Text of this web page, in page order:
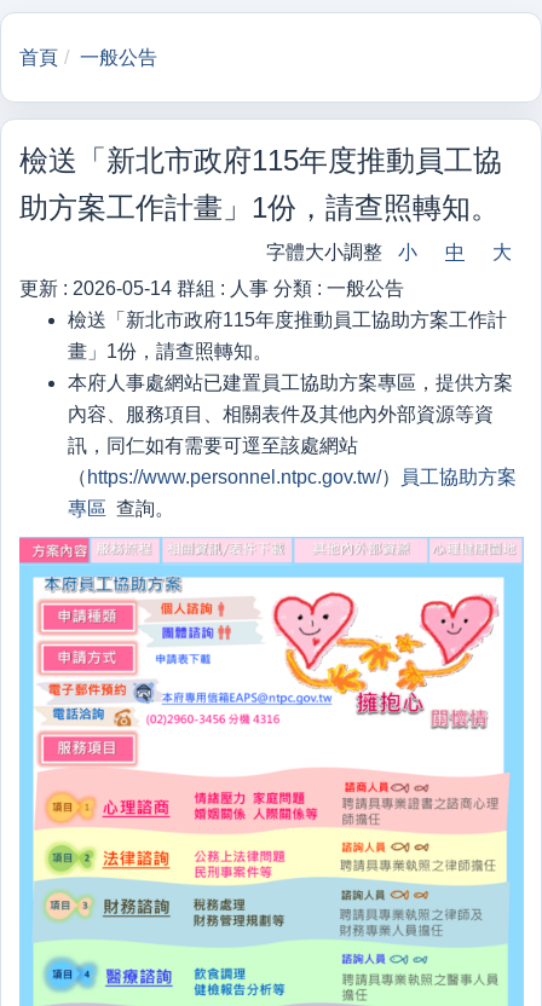
首頁 一般公告
檢送「新北市政府115年度推動員工協
助方案工作計畫」1份，請查照轉知。
字體大小調整 小 中
大
更新 : 2026-05-14 群組 : 人事 分類 : 一般公告
檢送「新北市政府115年度推動員工協助方案工作計
畫」1份，請查照轉知。
本府人事處網站已建置員工協助方案專區，提供方案
內容、服務項目、相關表件及其他內外部資源等資
訊，同仁如有需要可逕至該處網站
（ https://www.personnel.ntpc.gov.tw/）
員工協助方案
專區 查詢。